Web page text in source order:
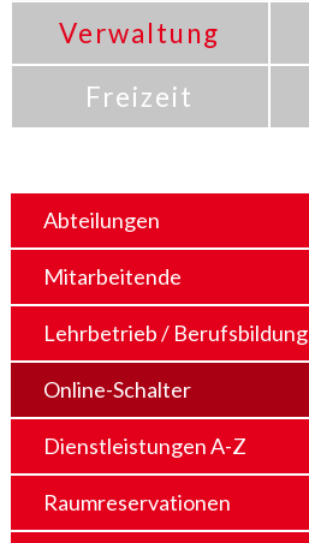
Verwaltung
Freizeit
Abteilungen
Mitarbeitende
Lehrbetrieb / Berufsbildung
Online-Schalter
Dienstleistungen A-Z
Raumreservationen